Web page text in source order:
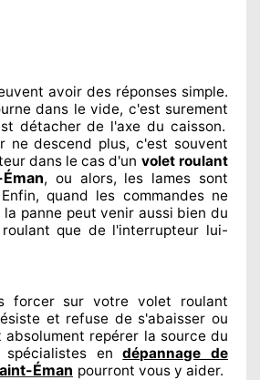
avoir des réponses simple.
dans le vide, c'est surement
détacherde l'axe du caisson.
ne descend plus, c'est souvent
dans le cas d'un volet roulant
, ou alors, les lames sont
, quand les commandes ne
la panne peut venir aussi bien du
que de l'interrupteur lui-
forcer sur votre volet roulant
et refuse de s'abaisser ou
repérer la sourcedu
endépannage de
Éman pourront vous y aider.